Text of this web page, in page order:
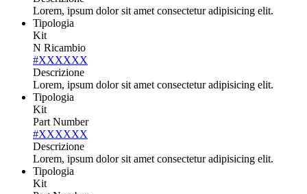
Lorem, ipsum dolor sit amet consectetur adipisicing elit.
Tipologia
Kit
N Ricambio
#XXXXXX
Descrizione
Lorem, ipsum dolor sit amet consectetur adipisicing elit.
Tipologia
Kit
Part Number
#XXXXXX
Descrizione
Lorem, ipsum dolor sit amet consectetur adipisicing elit.
Tipologia
Kit